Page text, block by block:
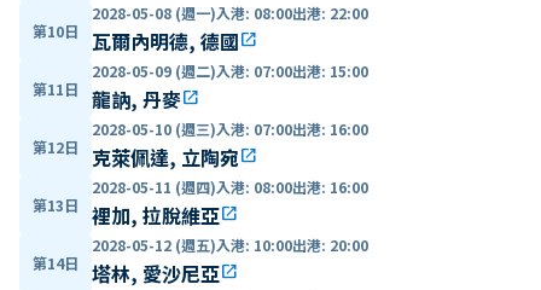
第10日
2028-05-08 (週一)入港: 08:00出港: 22:00
瓦爾內明德, 德國open_in_new
第11日
2028-05-09 (週二)入港: 07:00出港: 15:00
龍訥, 丹麥open_in_new
第12日
2028-05-10 (週三)入港: 07:00出港: 16:00
克萊佩達, 立陶宛open_in_new
第13日
2028-05-11 (週四)入港: 08:00出港: 16:00
裡加, 拉脫維亞open_in_new
第14日
2028-05-12 (週五)入港: 10:00出港: 20:00
塔林, 愛沙尼亞open_in_new